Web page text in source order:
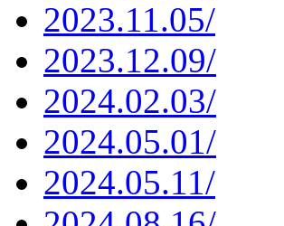
2023.11.05/
2023.12.09/
2024.02.03/
2024.05.01/
2024.05.11/